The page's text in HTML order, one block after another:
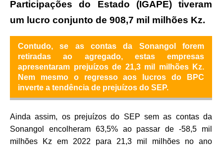
Participações do Estado (IGAPE) tiveram
um lucro conjunto de 908,7 mil milhões Kz.
Contudo, se as contas da Sonangol forem
retiradas ao agregado, estas empresas
apresentaram prejuízos de 21,3 mil milhões Kz.
Nem mesmo o regresso aos lucros do BPC
inverte a tendência de prejuízos do SEP.
Ainda assim, os prejuízos do SEP sem as contas da
Sonangol encolheram 63,5% ao passar de -58,5 mil
milhões Kz em 2022 para 21,3 mil milhões no ano